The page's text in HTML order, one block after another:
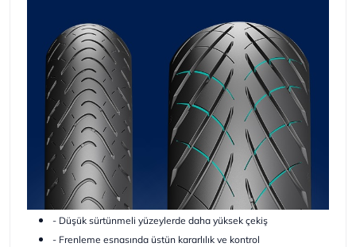
- Düşük sürtünmeli yüzeylerde daha yüksek çekiş
- Frenleme esnasında üstün kararlılık ve kontrol